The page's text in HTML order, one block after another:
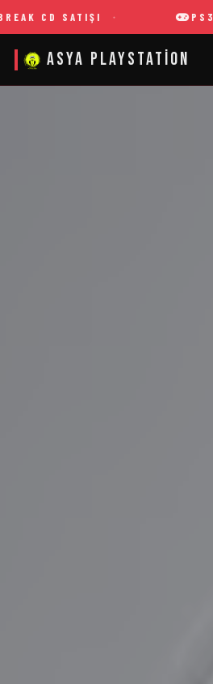
PS3 PS4 PS5 JAILBREAK &
Asya Playstation